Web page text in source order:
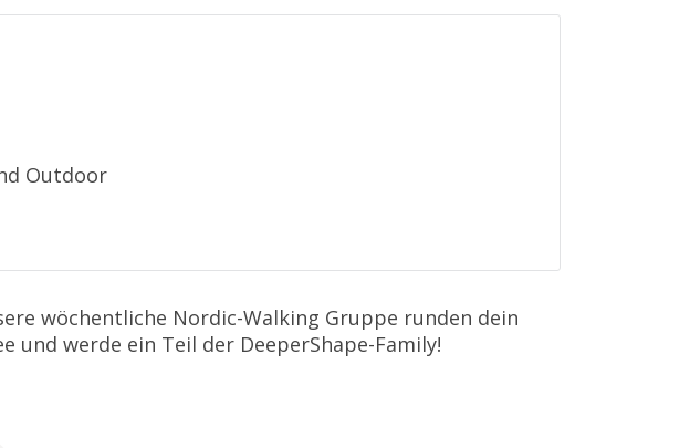
Outdoor
wöchentliche Nordic-Walking Gruppe runden dein
und werde ein Teil der DeeperShape-Family!